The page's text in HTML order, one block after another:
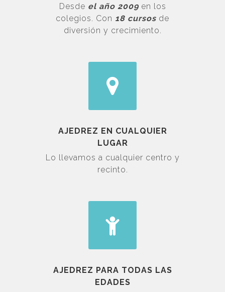
Desde el año 2009en los
colegios. Con 18 cursos de
diversión y crecimiento.
AJEDREZ EN CUALQUIER
LUGAR
Lo llevamos a cualquier centro y
recinto.
AJEDREZ PARA TODAS LAS
EDADES